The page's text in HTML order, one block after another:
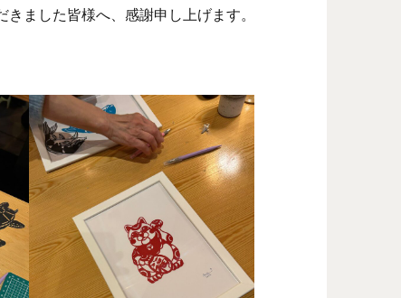
ました皆様へ、感謝申し上げます。